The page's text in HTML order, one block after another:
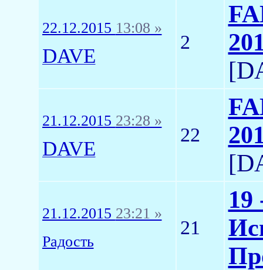
22.12.2015 13:08 »
DAVE
2
21.12.2015 23:28 »
DAVE
22
21.12.2015 23:21 »
Радость
21
19